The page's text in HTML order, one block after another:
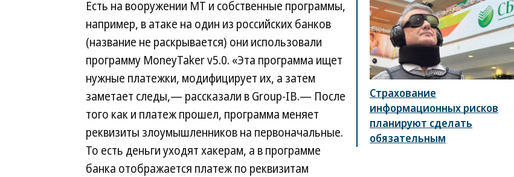
Страхование
информационных рисков
планируют сделать
обязательным
Есть на вооружении МТ и собственные программы,
например, в атаке на один из российских банков
(название не раскрывается) они использовали
программу MoneyTaker v5.0. «Эта программа ищет
нужные платежки, модифицирует их, а затем
заметает следы,— рассказали в Group-IB.— После
того как и платеж прошел, программа меняет
реквизиты злоумышленников на первоначальные.
То есть деньги уходят хакерам, а в программе
банка отображается платеж по реквизитам